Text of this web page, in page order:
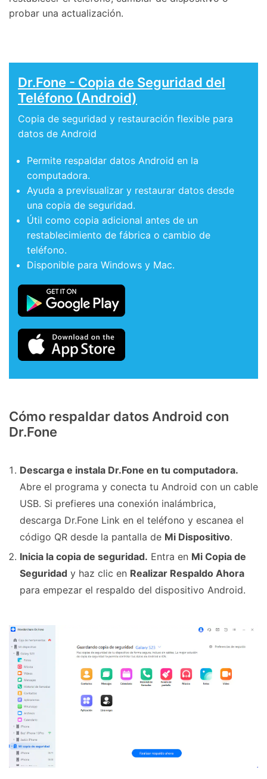
probar una actualización.
Dr.Fone - Copia de Seguridad del
Teléfono (Android)
Copia de seguridad y restauración flexible para
datos de Android
Permite respaldar datos Android en la
computadora.
Ayuda a previsualizar y restaurar datos desde
una copia de seguridad.
Útil como copia adicional antes de un
restablecimiento de fábrica o cambio de
teléfono.
Disponible para Windows y Mac.
Cómo respaldar datos Android con
Dr.Fone
Descarga e instala Dr.Fone en tu computadora.
Abre el programa y conecta tu Android con un cable
USB. Si prefieres una conexión inalámbrica,
descarga Dr.Fone Link en el teléfono y escanea el
código QR desde la pantalla de Mi Dispositivo.
Inicia la copia de seguridad. Entra en Mi Copia de
Seguridad y haz clic en Realizar Respaldo Ahora
para empezar el respaldo del dispositivo Android.